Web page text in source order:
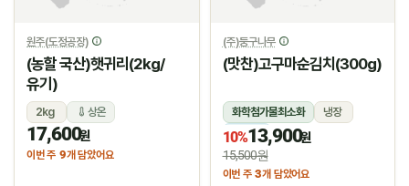
원주(도정공장)
(농할 국산)햇귀리(2kg/
유기)
2kg 상온
17,600원
이번 주 9개 담았어요
(주)둥구나무
(맛찬)고구마순김치(300g)
화학첨가물최소화
냉장
냉장
10%13,900원
15,500원
이번 주 3개 담았어요